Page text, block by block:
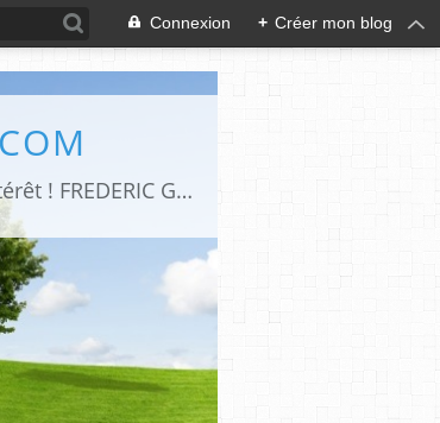
Connexion + Créer mon blog
Art de vivre -Moteur de recherche d’articles parus sur le net et qui me semblent avoir un intérêt ! FREDERIC GENET Architecte d'intérieur